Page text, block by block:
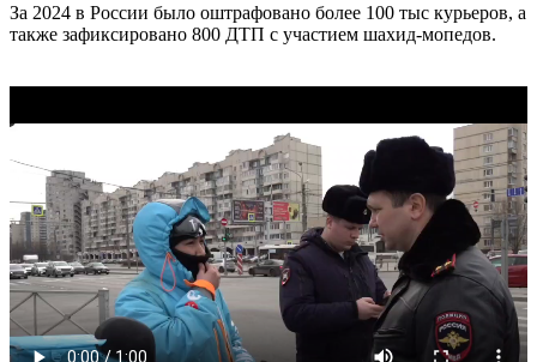
За 2024 в России было оштрафовано более 100 тыс курьеров, а
также зафиксировано 800 ДТП с участием шахид-мопедов.